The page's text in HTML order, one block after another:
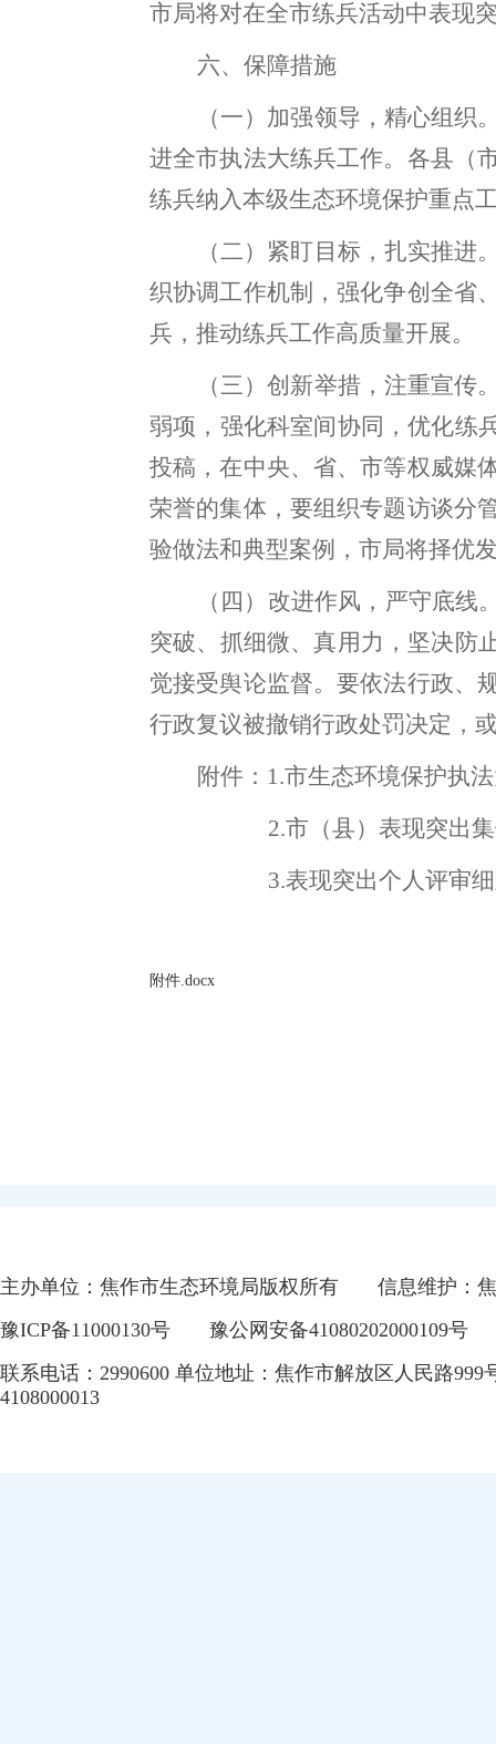
市局将对在全市练兵活动中表现
六、保障措施
（一）加强领导 ， 精心组织
进全市执法大练兵工作。各县 （
练兵纳入本级生态环境保护重点
（二） 紧盯目标， 扎实推进
织协调工作机制 ，强化争创 全省
兵，推动练兵工作高质量开展。
（三）创新举措， 注重宣传
弱项，强化科室间协同 ，优化练
投稿 ，在中央、省、市等权威媒
荣誉的集体 ， 要组织专题访谈分
验做法和典型案例 ， 市局将择优
（四）改进作风 ， 严守底线
突破、抓细微、真用力，坚决防
觉接受舆论监督。要依法行政、
行政复议被撤销行政处罚决定，
附件： 1.市生态环境保护执
2.市（县）表现突出
3.表现突出个人评审
附件.docx
主办单位：焦作市生态环境局版权所有
信息维护：
豫ICP备11000130号
豫公网安备41080202000109号
联系电话：2990600 单位地址：焦作市解放区人民路999
4108000013